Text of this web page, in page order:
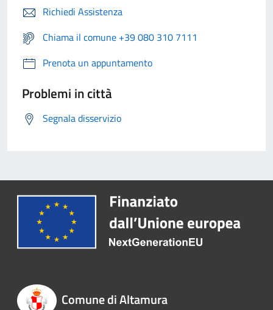
Richiedi Assistenza
Chiama il comune +39 080 310 7111
Prenota un appuntamento
Problemi in città
Segnala disservizio
Comune di Altamura